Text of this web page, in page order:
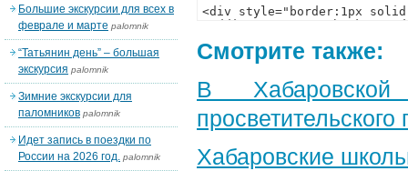
Смотрите также:
В
Хабаровские
Большие экскурсии для всех в
феврале и марте palomnik
“Татьянин день” – большая
экскурсия palomnik
Зимние экскурсии для
паломников palomnik
Идет запись в поездки по
России на 2026 год. palomnik